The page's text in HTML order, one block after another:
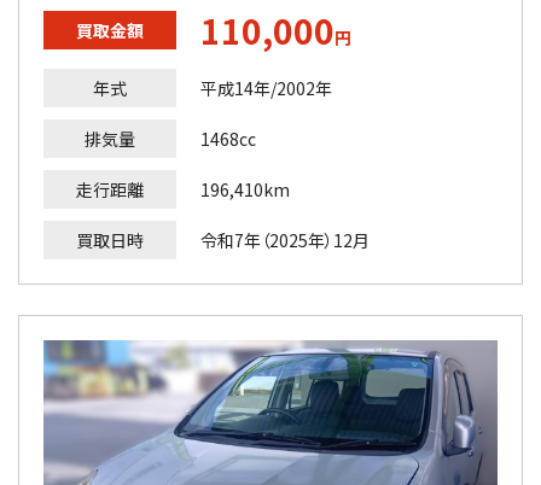
買取金額 110,000円
年式 平成14年/2002年
排気量 1468cc
走行距離 196,410km
買取日時 令和7年（2025年）12月